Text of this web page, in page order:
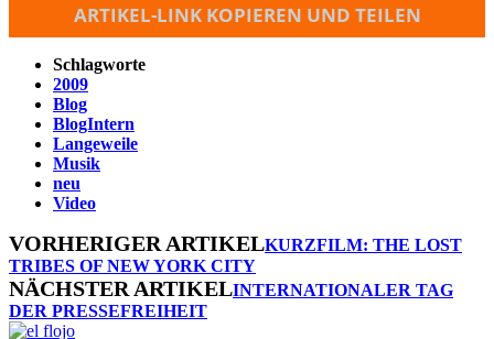
ARTIKEL-LINK KOPIEREN UND TEILEN
Schlagworte
2009
Blog
BlogIntern
Langeweile
Musik
neu
Video
VORHERIGER ARTIKELKURZFILM: THE LOST
TRIBES OF NEW YORK CITY
NÄCHSTER ARTIKELINTERNATIONALER TAG
DER PRESSEFREIHEIT